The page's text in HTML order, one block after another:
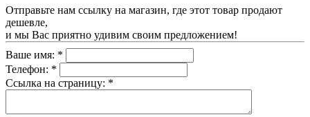
Отправьте нам ссылку на магазин, где этот товар продают
дешевле,
и мы Вас приятно удивим своим предложением!
Ваше имя: *
Телефон: *
Ссылка на страницу: *